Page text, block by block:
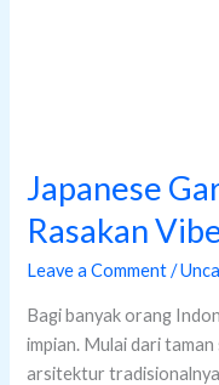
Japanese
Rasakan
Leave a Comment /
Bagi banyak orang
impian. Mulai dari
arsitektur tradisionalnya